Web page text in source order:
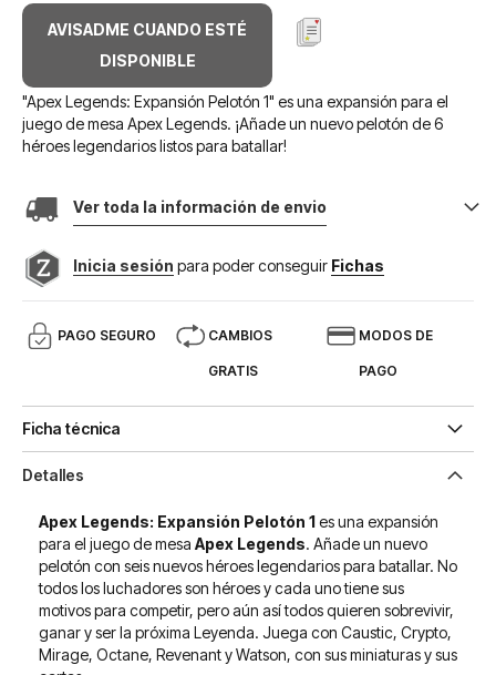
AVISADME CUANDO ESTÉ
DISPONIBLE
"Apex Legends: Expansión Pelotón 1" es una expansión para el
juego de mesa Apex Legends. ¡Añade un nuevo pelotón de 6
héroes legendarios listos para batallar!
Ver toda la información de envio
Inicia sesión para poder conseguir Fichas
PAGO SEGURO CAMBIOS
GRATIS
MODOS DE
PAGO
Ficha técnica
Detalles
Apex Legends: Expansión Pelotón 1es una expansión
para el juego de mesa Apex Legends. Añade un nuevo
pelotón con seis nuevos héroes legendarios para batallar. No
todos los luchadores son héroes y cada uno tiene sus
motivos para competir, pero aún así todos quieren sobrevivir,
ganar y ser la próxima Leyenda. Juega con Caustic, Crypto,
Mirage, Octane, Revenant y Watson, con sus miniaturas y sus